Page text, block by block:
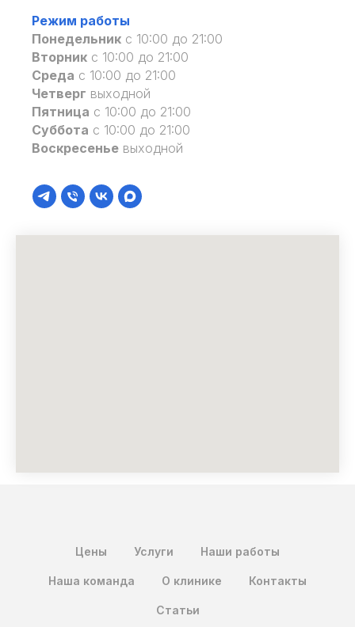
Режим работы
Понедельник с 10:00 до 21:00
Вторник с 10:00 до 21:00
Среда с 10:00 до 21:00
Четверг выходной
Пятница с 10:00 до 21:00
Суббота с 10:00 до 21:00
Воскресенье выходной
Цены Услуги Наши работы
Наша команда О клинике Контакты
Статьи